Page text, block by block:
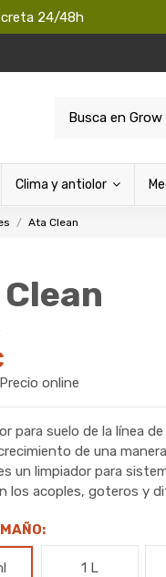
24/48h
Clima y antiolor
Ata Clean
online
para suelo de la línea
de una
un limpiador para
los acoples, goteros y
1 L